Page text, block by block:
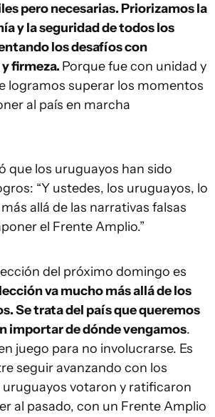
pero necesarias. Priorizamos la
y la seguridad de todos los
los desafíos con
firmeza. Porque fue con unidad y
logramos superar los momentos
al país en marcha
que los uruguayos han sido
“Y ustedes, los uruguayos, lo
allá de las narrativas falsas
el Frente Amplio.”
del próximo domingo es
va mucho más allá de los
Se trata del país que queremos
importar de dónde vengamos.
juego para no involucrarse. Es
seguir avanzando con los
votaron y ratificaron
al pasado, con un Frente Amplio